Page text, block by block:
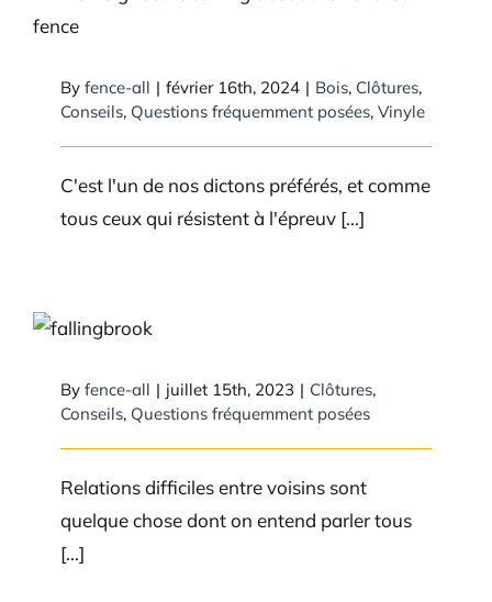
By fence-all | février 16th, 2024 | Bois, Clôtures,
Conseils, Questions fréquemment posées, Vinyle
C'est l'un de nos dictons préférés, et comme
tous ceux qui résistent à l'épreuv [...]
Mon voisin n’aime vraiment pas
moi !
By fence-all | juillet 15th, 2023 | Clôtures,
Conseils, Questions fréquemment posées
Relations difficiles entre voisins sont
quelque chose dont on entend parler tous
[...]